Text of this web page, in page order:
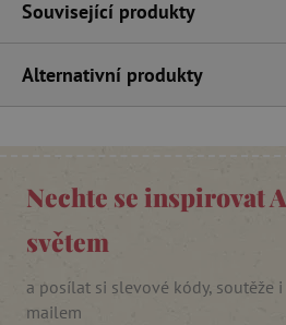
Související produkty
Alternativní produkty
Nechte se inspirovat
světem
a posílat si slevové kódy, soutěže
mailem
_lb_ccc